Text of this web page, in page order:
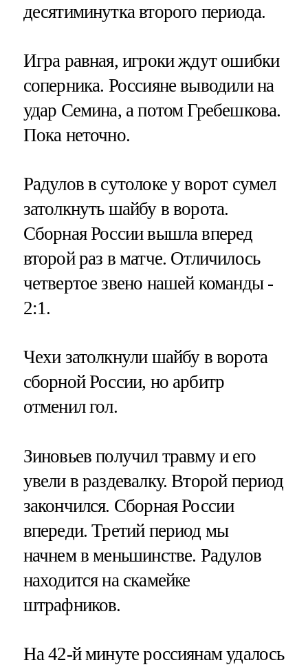
десятиминутка второго периода.
Игра равная, игроки ждут ошибки
соперника. Россияне выводили на
удар Семина, а потом Гребешкова.
Пока неточно.
Радулов в сутолоке у ворот сумел
затолкнуть шайбу в ворота.
Сборная России вышла вперед
второй раз в матче. Отличилось
четвертое звено нашей команды -
2:1.
Чехи затолкнули шайбу в ворота
сборной России, но арбитр
отменил гол.
Зиновьев получил травму и его
увели в раздевалку. Второй период
закончился. Сборная России
впереди. Третий период мы
начнем в меньшинстве. Радулов
находится на скамейке
штрафников.
На 42-й минуте россиянам удалось